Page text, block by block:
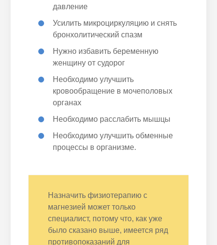
давление
Усилить микроциркуляцию и снять
бронхолитический спазм
Нужно избавить беременную
женщину от судорог
Необходимо улучшить
кровообращение в мочеполовых
органах
Необходимо расслабить мышцы
Необходимо улучшить обменные
процессы в организме.
Назначить физиотерапию с
магнезией может только
специалист, потому что, как уже
было сказано выше, имеется ряд
противопоказаний для